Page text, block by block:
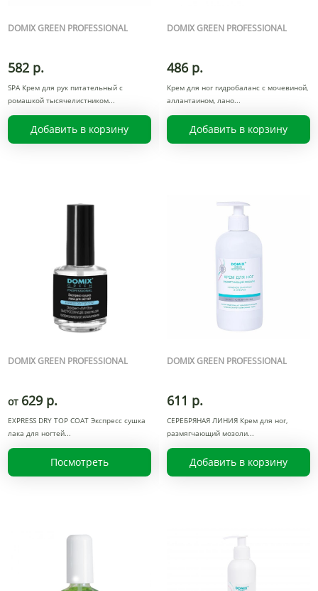
DOMIX GREEN PROFESSIONAL
582 р.
SPA Крем для рук питательный с
ромашкой тысячелистником
Добавить в корзину
DOMIX GREEN PROFESSIONAL
486 р.
Крем для ног гидробаланс с мочевиной,
аллантаином, лано
Добавить в корзину
DOMIX GREEN PROFESSIONAL
от 629 р.
EXPRESS DRY TOP COAT Экспресс сушка
лака для ногтей
Посмотреть
DOMIX GREEN PROFESSIONAL
611 р.
СЕРЕБРЯНАЯ ЛИНИЯ Крем для ног,
размягчающий мозоли
Добавить в корзину